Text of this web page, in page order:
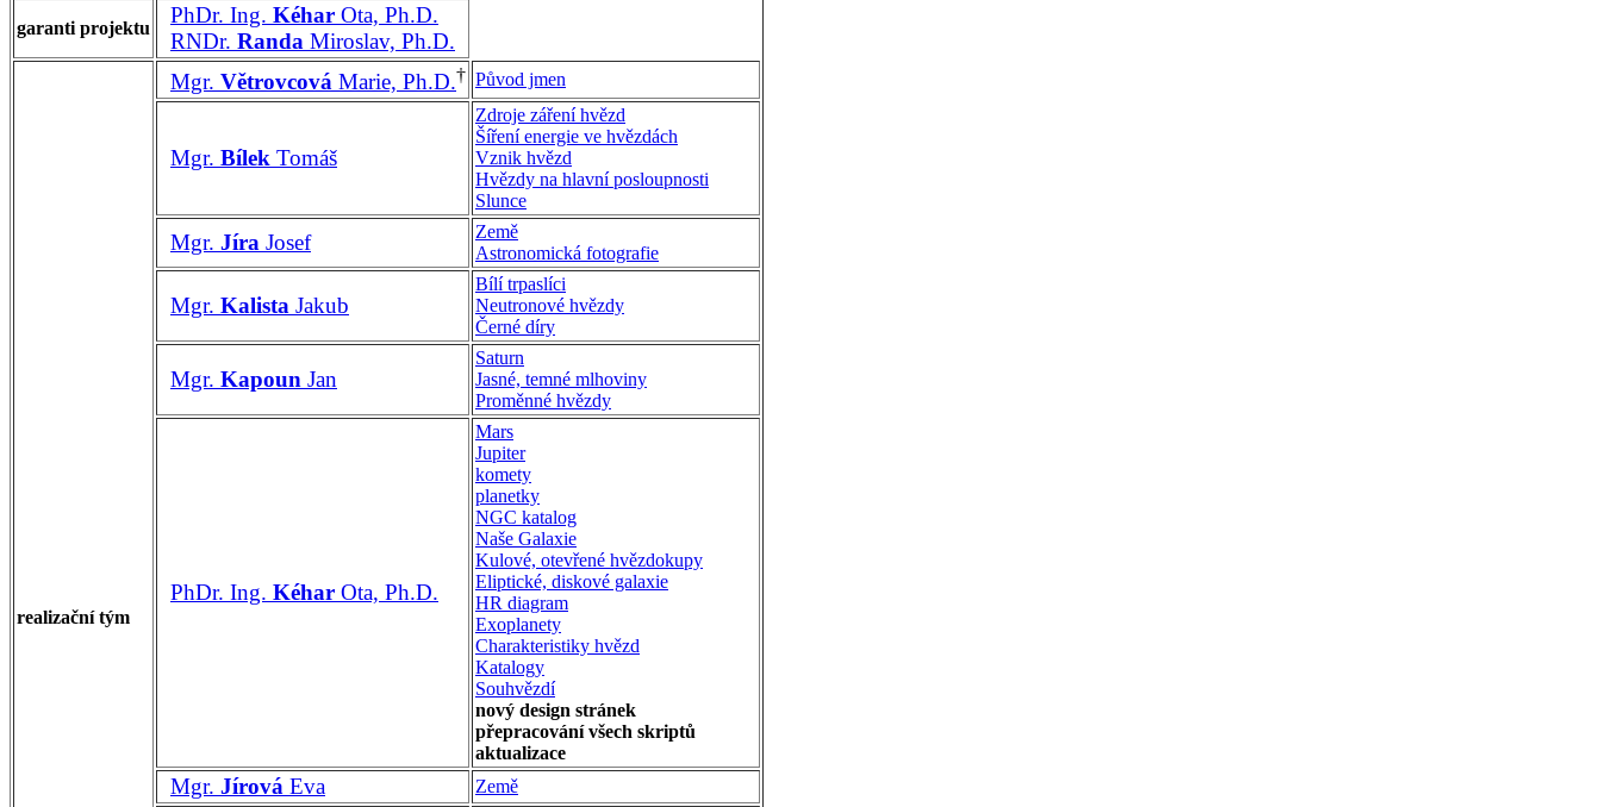
garanti projektu
PhDr. Ing. Kéhar Ota, Ph.D.
RNDr. Randa Miroslav, Ph.D.
realizační tým
Mgr. Větrovcová Marie, Ph.D.† Původ jmen
Mgr. Bílek Tomáš
Zdroje záření hvězd
Šíření energie ve hvězdách
Vznik hvězd
Hvězdy na hlavní posloupnosti
Slunce
Mgr. Jíra Josef
Země
Astronomická fotografie
Mgr. Kalista Jakub
Bílí trpaslíci
Neutronové hvězdy
Černé díry
Mgr. Kapoun Jan
Saturn
Jasné, temné mlhoviny
Proměnné hvězdy
PhDr. Ing. Kéhar Ota, Ph.D.
Mars
Jupiter
komety
planetky
NGC katalog
Naše Galaxie
Kulové, otevřené hvězdokupy
Eliptické, diskové galaxie
HR diagram
Exoplanety
Charakteristiky hvězd
Katalogy
Souhvězdí
nový design stránek
přepracování všech skriptů
aktualizace
Mgr. Jírová Eva Země